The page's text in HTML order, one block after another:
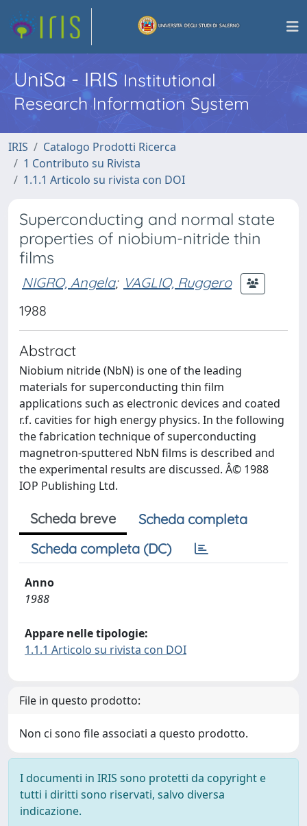
UniSa - IRISInstitutional
Research Information System
IRIS
Catalogo Prodotti Ricerca
1 Contributo su Rivista
1.1.1 Articolo su rivista con DOI
Superconducting and normal state
properties of niobium-nitride thin
films
NIGRO, Angela; VAGLIO, Ruggero
1988
Abstract
Niobium nitride (NbN) is one of the leading
materials for superconducting thin film
applications such as electronic devices and coated
r.f. cavities for high energy physics. In the following
the fabrication technique of superconducting
magnetron-sputtered NbN films is described and
the experimental results are discussed. Â© 1988
IOP Publishing Ltd.
Scheda breve
Scheda completa
Scheda completa (DC)
Anno
1988
Appare nelle tipologie:
1.1.1 Articolo su rivista con DOI
File in questo prodotto:
Non ci sono file associati a questo prodotto.
I documenti in IRIS sono protetti da copyright e
tutti i diritti sono riservati, salvo diversa
indicazione.